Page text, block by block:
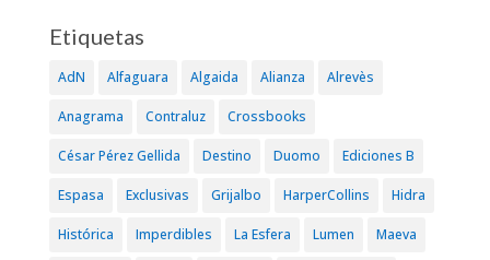
Etiquetas
AdN Alfaguara Algaida Alianza Alrevès
Anagrama Contraluz Crossbooks
César Pérez Gellida Destino Duomo Ediciones B
Espasa Exclusivas Grijalbo HarperCollins Hidra
Histórica Imperdibles La Esfera Lumen Maeva